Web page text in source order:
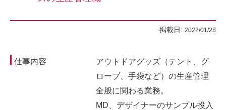
掲載日: 2022/01/28
仕事内容
アウトドアグッズ（テント、グ
ローブ、手袋など）の生産管理
全般に関わる業務。
MD、デザイナーのサンプル投入